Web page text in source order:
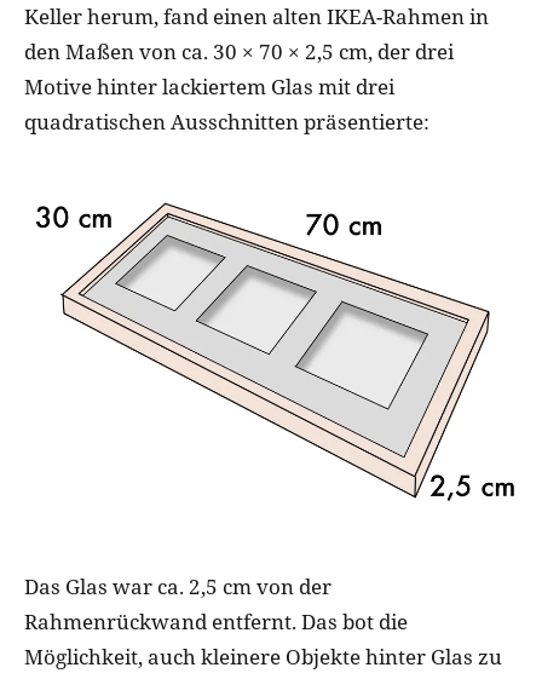
Keller herum, fand einen alten IKEA-Rahmen in
den Maßen von ca. 30 × 70 × 2,5 cm, der drei
Motive hinter lackiertem Glas mit drei
quadratischen Ausschnitten präsentierte:
Das Glas war ca. 2,5 cm von der
Rahmenrückwand entfernt. Das bot die
Möglichkeit, auch kleinere Objekte hinter Glas zu